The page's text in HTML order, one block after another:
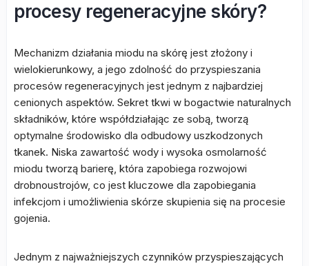
procesy regeneracyjne skóry?
Mechanizm działania miodu na skórę jest złożony i
wielokierunkowy, a jego zdolność do przyspieszania
procesów regeneracyjnych jest jednym z najbardziej
cenionych aspektów. Sekret tkwi w bogactwie naturalnych
składników, które współdziałając ze sobą, tworzą
optymalne środowisko dla odbudowy uszkodzonych
tkanek. Niska zawartość wody i wysoka osmolarność
miodu tworzą barierę, która zapobiega rozwojowi
drobnoustrojów, co jest kluczowe dla zapobiegania
infekcjom i umożliwienia skórze skupienia się na procesie
gojenia.
Jednym z najważniejszych czynników przyspieszających